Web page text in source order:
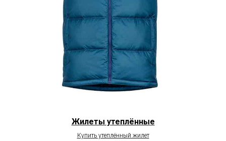
Жилеты утеплённые
Купить утеплённый жилет